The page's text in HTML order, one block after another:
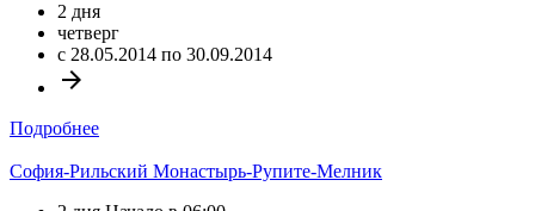
2 дня
четверг
c 28.05.2014 по 30.09.2014
arrow_forward
Подробнее
София-Рильский Монастырь-Рупите-Мелник